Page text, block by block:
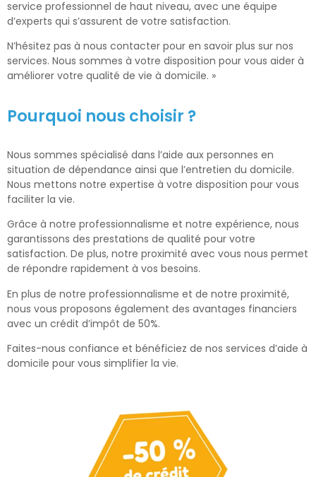
service professionnel de haut niveau, avec une équipe
d’experts qui s’assurent de votre satisfaction.
N’hésitez pas à nous contacter pour en savoir plus sur nos
services. Nous sommes à votre disposition pour vous aider à
améliorer votre qualité de vie à domicile. »
Pourquoi nous choisir ?
Nous sommes spécialisé dans l’aide aux personnes en
situation de dépendance ainsi que l’entretien du domicile.
Nous mettons notre expertise à votre disposition pour vous
faciliter la vie.
Grâce à notre professionnalisme et notre expérience, nous
garantissons des prestations de qualité pour votre
satisfaction. De plus, notre proximité avec vous nous permet
de répondre rapidement à vos besoins.
En plus de notre professionnalisme et de notre proximité,
nous vous proposons également des avantages financiers
avec un crédit d’impôt de 50%.
Faites-nous confiance et bénéficiez de nos services d’aide à
domicile pour vous simplifier la vie.